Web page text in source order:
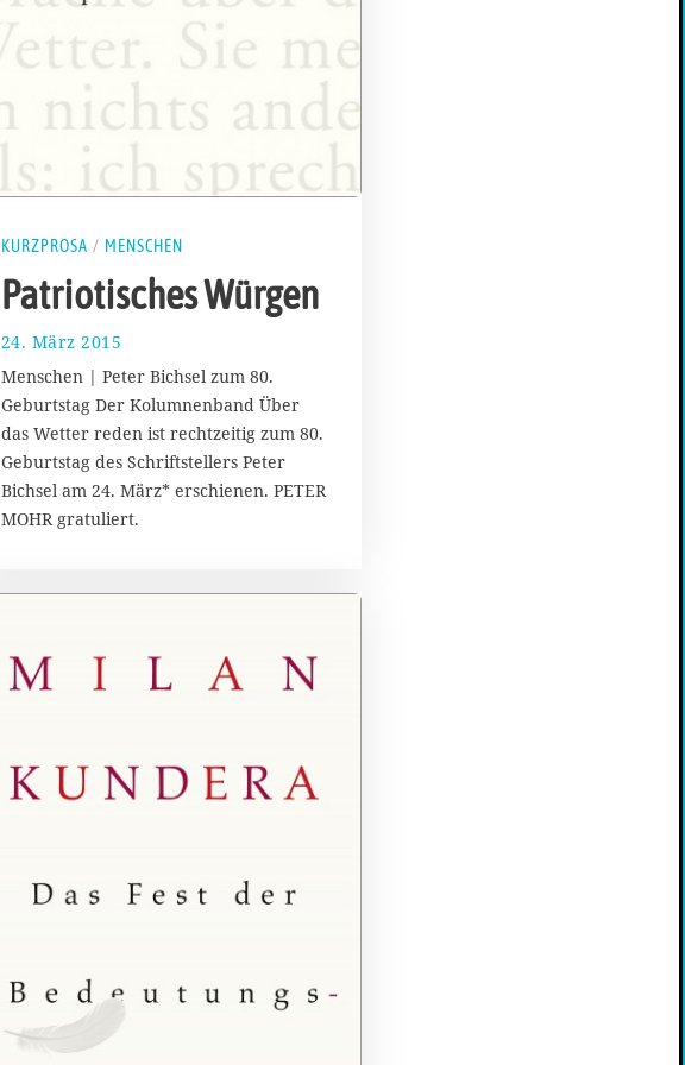
KURZPROSA / MENSCHEN
Patriotisches Würgen
24. März 2015
0
.
M
ä
r
z
2
0
Menschen | Peter Bichsel zum 80.
Geburtstag Der Kolumnenband Über
das Wetter reden ist rechtzeitig zum 80.
Geburtstag des Schriftstellers Peter
Bichsel am 24. März* erschienen. PETER
MOHR gratuliert.